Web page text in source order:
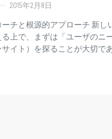
2015年2月8日
チと根源的アプローチ 新し
上で、まずは「ユーザのニ
サイト）を探ることが大切で
ょうか？ では、…